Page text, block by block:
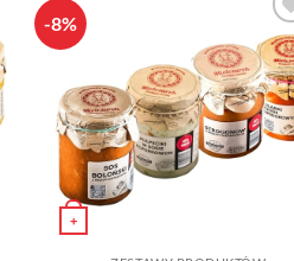
-8%
Dodaj
+